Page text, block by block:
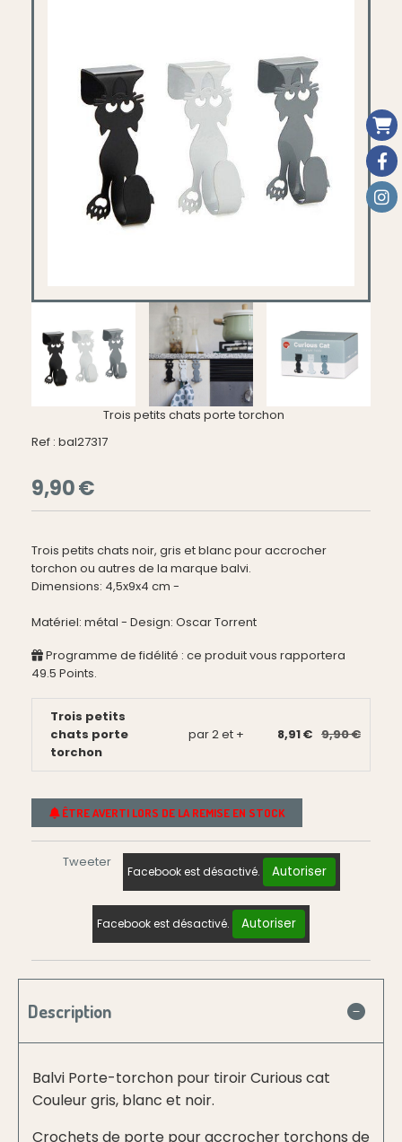
Trois petits chats porte torchon
Ref : bal27317
9,90€
Trois petits chats noir, gris et blanc pour accrocher
torchon ou autres de la marque balvi.
Dimensions: 4,5x9x4 cm -
Matériel: métal - Design: Oscar Torrent
Programme de fidélité : ce produit vous rapportera
49.5 Points.
Trois petits
chats porte
torchon
par 2 et + 8,91 € 9,90 €
ÊTRE AVERTI LORS DE LA REMISE EN STOCK
Tweeter
Facebook est désactivé. Autoriser
Facebook est désactivé. Autoriser
Description
Balvi Porte-torchon pour tiroir Curious cat
Couleur gris, blanc et noir.
Crochets de porte pour accrocher torchons de